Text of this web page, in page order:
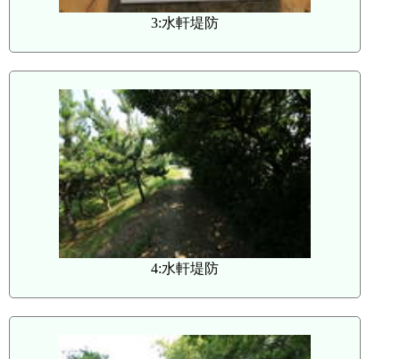
3:水軒堤防
4:水軒堤防